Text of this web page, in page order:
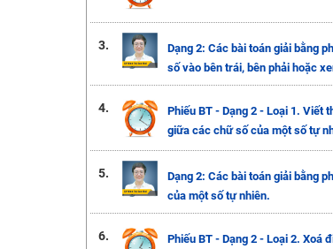
3.
Dạng 2: Các bài toán giải bằng
số vào bên trái, bên phải hoặc
4.
Phiếu BT - Dạng 2 - Loại 1. Viết
giữa các chữ số của một số tự
5.
Dạng 2: Các bài toán giải bằng
của một số tự nhiên.
6.
Phiếu BT - Dạng 2 - Loại 2. Xoá